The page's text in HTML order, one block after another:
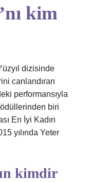
kim
dizisinde
canlandıran
performansıyla
biri
En İyi Kadın
yılında Yeter
kimdir